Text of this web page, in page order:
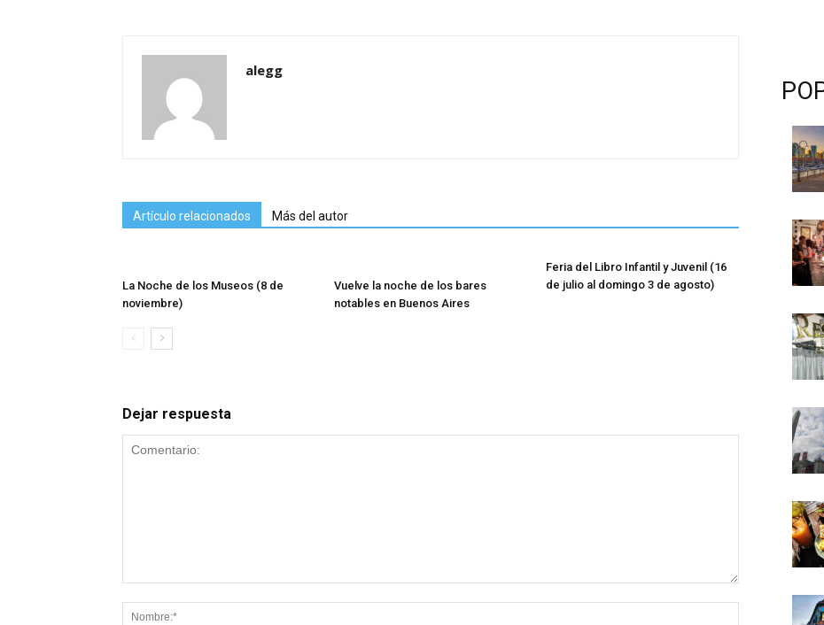
alegg
Artículo relacionados Más del autor
La Noche de los Museos (8 de
noviembre)
Vuelve la noche de los bares
notables en Buenos Aires
Feria del Libro Infantil y Juvenil (16
de julio al domingo 3 de agosto)
Dejar respuesta